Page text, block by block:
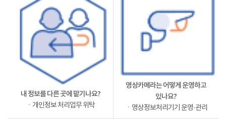
내 정보를 다른 곳에 맡기나요?
ㆍ개인정보 처리업무 위탁
영상카메라는 어떻게 운영하고
있나요?
ㆍ영상정보처리기기 운영·관리